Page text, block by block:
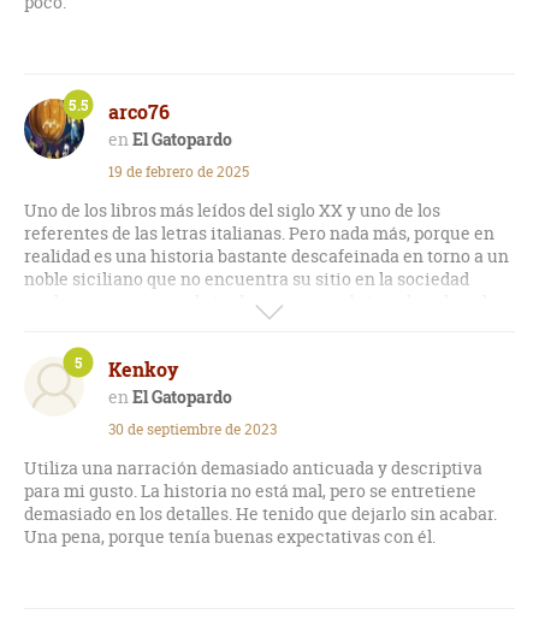
arco76
El Gatopardo
5.5
19 de febrero de 2025
Uno de los libros más leídos del siglo XX y uno de los
referentes de las letras italianas. Pero nada más, porque en
realidad es una historia bastante descafeinada en torno a un
noble siciliano que no encuentra su sitio en la sociedad
moderna y es superado incluso por un sobrino algo alocado.
Aunque entendí que representa el paulatino aniquilamiento
de una añeja forma de ver la vida, hay una importante falta
de acción en la novela. Sin duda, con más tensión hubiera
dado para una obra maestra.
Kenkoy
El Gatopardo
5
30 de septiembre de 2023
Utiliza una narración demasiado anticuada y descriptiva
para mi gusto. La historia no está mal, pero se entretiene
demasiado en los detalles. He tenido que dejarlo sin acabar.
Una pena, porque tenía buenas expectativas con él.